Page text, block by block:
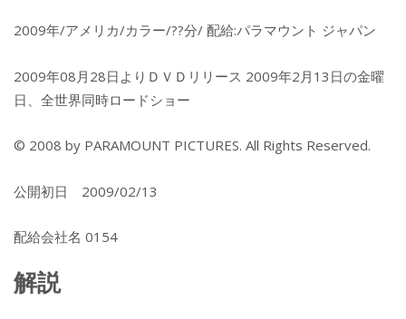
2009年/アメリカ/カラー/??分/ 配給:パラマウント ジャパン
2009年08月28日よりＤＶＤリリース 2009年2月13日の金曜
日、全世界同時ロードショー
© 2008 by PARAMOUNT PICTURES. All Rights Reserved.
公開初日 2009/02/13
配給会社名 0154
解説